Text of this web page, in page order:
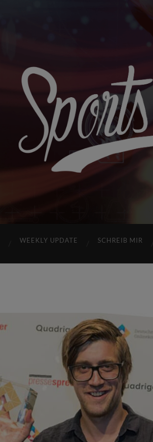
WEEKLY UPDATE SCHREIB MIR